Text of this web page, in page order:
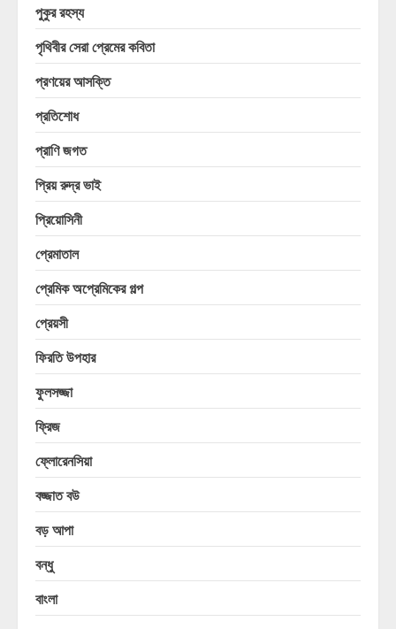
পুকুর রহস্য
পৃথিবীর সেরা প্রেমের কবিতা
প্রণয়ের আসক্তি
প্রতিশোধ
প্রাণি জগত
প্রিয় রুদ্র ভাই
প্রিয়োসিনী
প্রেমাতাল
প্রেমিক অপ্রেমিকের গল্প
প্রেয়সী
ফিরতি উপহার
ফুলসজ্জা
ফ্রিজ
ফ্লোরেনসিয়া
বজ্জাত বউ
বড় আপা
বন্ধু
বাংলা